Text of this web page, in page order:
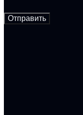
Отправить